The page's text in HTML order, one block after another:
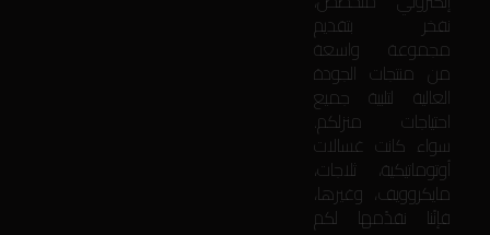
نفخر بتقديم
مجموعة واسعة
من منتجات الجودة
العالية لتلبية جميع
احتياجات منزلكم.
سواء كانت غسالات
أوتوماتيكية، ثلاجات،
مايكروويف، وغيرها،
فإنّنا نقدّمها لكم